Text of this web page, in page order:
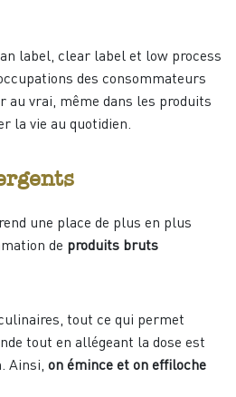
label, clear label et low process
des consommateurs
vrai, même dans les produits
la vie au quotidien.
une place de plus en plus
de produits bruts
tout ce qui permet
tout en allégeant la dose est
Ainsi, on émince et on effiloche